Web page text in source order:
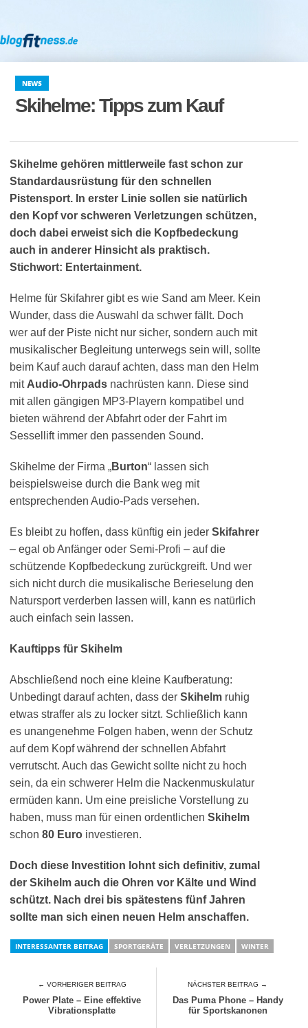
NEWS
Skihelme: Tipps zum Kauf
Skihelme gehören mittlerweile fast schon zur
Standardausrüstung für den schnellen
Pistensport. In erster Linie sollen sie natürlich
den Kopf vor schweren Verletzungen schützen,
doch dabei erweist sich die Kopfbedeckung
auch in anderer Hinsicht als praktisch.
Stichwort: Entertainment.
Helme für Skifahrer gibt es wie Sand am Meer. Kein
Wunder, dass die Auswahl da schwer fällt. Doch
wer auf der Piste nicht nur sicher, sondern auch mit
musikalischer Begleitung unterwegs sein will, sollte
beim Kauf auch darauf achten, dass man den Helm
mit Audio-Ohrpads nachrüsten kann. Diese sind
mit allen gängigen MP3-Playern kompatibel und
bieten während der Abfahrt oder der Fahrt im
Sessellift immer den passenden Sound.
Skihelme der Firma „Burton“ lassen sich
beispielsweise durch die Bank weg mit
entsprechenden Audio-Pads versehen.
Es bleibt zu hoffen, dass künftig ein jeder Skifahrer
– egal ob Anfänger oder Semi-Profi – auf die
schützende Kopfbedeckung zurückgreift. Und wer
sich nicht durch die musikalische Berieselung den
Natursport verderben lassen will, kann es natürlich
auch einfach sein lassen.
Kauftipps für Skihelm
Abschließend noch eine kleine Kaufberatung:
Unbedingt darauf achten, dass der Skihelm ruhig
etwas straffer als zu locker sitzt. Schließlich kann
es unangenehme Folgen haben, wenn der Schutz
auf dem Kopf während der schnellen Abfahrt
verrutscht. Auch das Gewicht sollte nicht zu hoch
sein, da ein schwerer Helm die Nackenmuskulatur
ermüden kann. Um eine preisliche Vorstellung zu
haben, muss man für einen ordentlichen Skihelm
schon 80 Euro investieren.
Doch diese Investition lohnt sich definitiv, zumal
der Skihelm auch die Ohren vor Kälte und Wind
schützt. Nach drei bis spätestens fünf Jahren
sollte man sich einen neuen Helm anschaffen.
INTERESSANTER BEITRAG SPORTGERÄTE VERLETZUNGEN WINTER
← VORHERIGER BEITRAG
Power Plate – Eine effektive
Vibrationsplatte
NÄCHSTER BEITRAG →
Das Puma Phone – Handy
für Sportskanonen